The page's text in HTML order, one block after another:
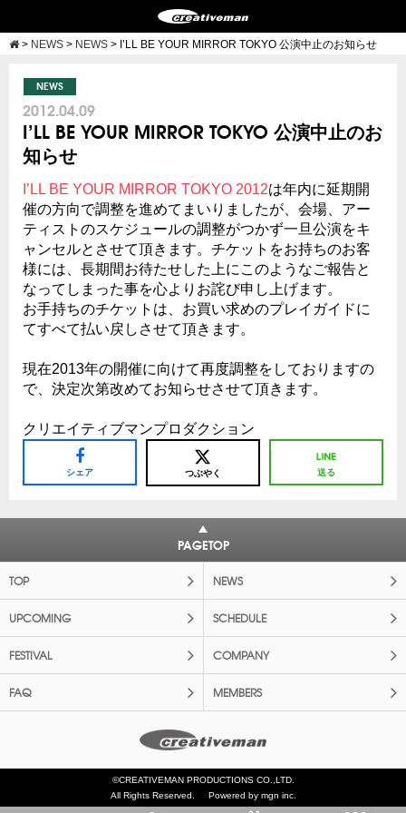
> NEWS > NEWS > I’LL BE YOUR MIRROR TOKYO 公演中止のお知らせ
NEWS
2012.04.09
I’LL BE YOUR MIRROR TOKYO 公演中止のお
知らせ
I’LL BE YOUR MIRROR TOKYO 2012は年内に延期開
催の方向で調整を進めてまいりましたが、会場、アー
ティストのスケジュールの調整がつかず一旦公演をキ
ャンセルとさせて頂きます。チケットをお持ちのお客
様には、長期間お待たせした上にこのようなご報告と
なってしまった事を心よりお詫び申し上げます。
お手持ちのチケットは、お買い求めのプレイガイドに
てすべて払い戻しさせて頂きます。
現在2013年の開催に向けて再度調整をしておりますの
で、決定次第改めてお知らせさせて頂きます。
クリエイティブマンプロダクション
シェア つぶやく 送る
PAGETOP
TOP NEWS
UPCOMING SCHEDULE
FESTIVAL COMPANY
FAQ MEMBERS
©CREATIVEMAN PRODUCTIONS CO.,LTD.
All Rights Reserved.
Powered by mgn inc.